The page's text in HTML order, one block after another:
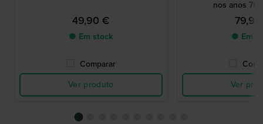
49,90 €
● Em stock
Comparar
Ver produto
nos anos 70
● Em
Ver